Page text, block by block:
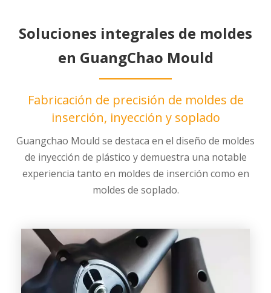
Soluciones integrales de moldes
en GuangChao Mould
Fabricación de precisión de moldes de
inserción, inyección y soplado
Guangchao Mould se destaca en el diseño de moldes
de inyección de plástico y demuestra una notable
experiencia tanto en moldes de inserción como en
moldes de soplado.